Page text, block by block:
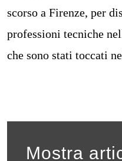
scorso a Firenze, per
professioni tecniche
che sono stati toccati
Mostra